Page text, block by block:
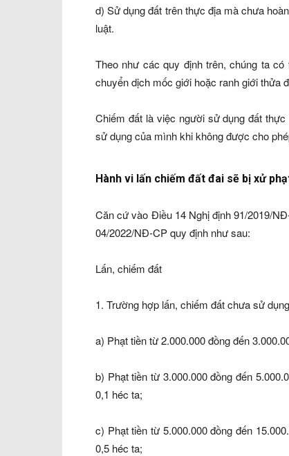
d) Sử dụng đất trên thực địa mà chưa
luật.
Theo như các quy định trên, chúng ta
chuyển dịch mốc giới hoặc ranh giới thửa
Chiếm đất là việc người sử dụng đất
sử dụng của mình khi không được cho
Hành vi lấn chiếm đất đai sẽ bị xử
Căn cứ vào Điều 14 Nghị định 91/2019/
04/2022/NĐ-CP quy định như sau:
Lấn, chiếm đất
1. Trường hợp lấn, chiếm đất chưa sử
a) Phạt tiền từ 2.000.000 đồng đến
b) Phạt tiền từ 3.000.000 đồng đến
0,1 héc ta;
c) Phạt tiền từ 5.000.000 đồng đến
0,5 héc ta;